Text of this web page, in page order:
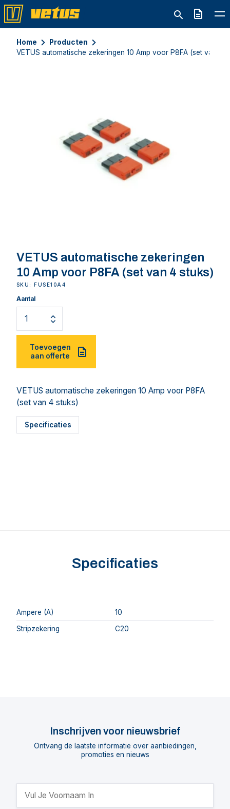
Offerte
Home
Producten
VETUS automatische zekeringen 10 Amp voor P8FA (set van 4
VETUS automatische zekeringen
10 Amp voor P8FA (set van 4 stuks)
SKU: FUSE10A4
Aantal
Toevoegen
aan offerte
VETUS automatische zekeringen 10 Amp voor P8FA
(set van 4 stuks)
Specificaties
Specificaties
Ampere (A)
10
Stripzekering
C20
Inschrijven voor nieuwsbrief
Ontvang de laatste informatie over aanbiedingen,
promoties en nieuws